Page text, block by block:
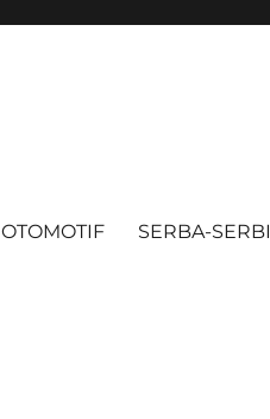
OTOMOTIF SERBA-SERBI